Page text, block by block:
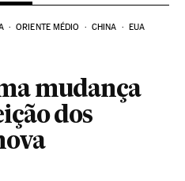
ORIENTE MÉDIO CHINA EUA
mudança
dos